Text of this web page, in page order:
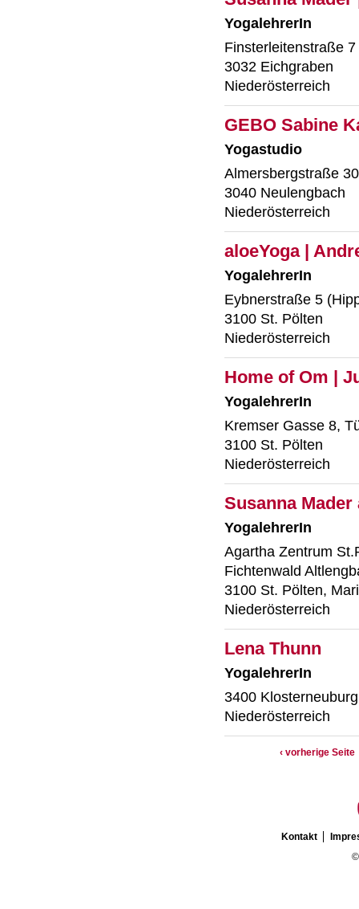
YogalehrerIn
Finsterleitenstraße 7
3032 Eichgraben
Niederösterreich
GEBO Sabine
Yogastudio
Almersbergstraße 30
3040 Neulengbach
Niederösterreich
aloeYoga |
YogalehrerIn
Eybnerstraße 5
3100 St. Pölten
Niederösterreich
Home of Om |
YogalehrerIn
Kremser Gasse 8,
3100 St. Pölten
Niederösterreich
Susanna
YogalehrerIn
Agartha Zentrum
Fichtenwald
3100 St. Pölten,
Niederösterreich
Lena Thunn
YogalehrerIn
3400 Klosterneuburg
Niederösterreich
‹ vorherige Seite
Kontakt
©